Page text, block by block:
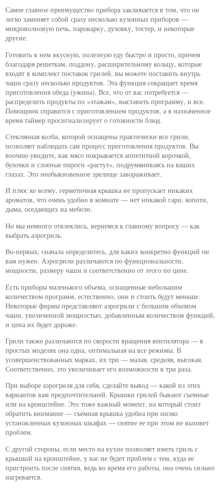
Самое главное преимущество прибора заключается в том, что он
легко заменяет собой сразу несколько кухонных приборов —
микроволновую печь, пароварку, духовку, тостер, и некоторые
другие.
Готовить в нем вкусную, полезную еду быстро и просто, причем
благодаря решеткам, поддону, расширительному кольцу, которые
входят в комплект поставок грилей, вы можете поставить внутрь
чаши сразу несколько продуктов. Эта функция сокращает время
приготовления обеда (ужина). Все, что от вас потребуется —
распределить продукты по «этажам», выставить программу, и все.
Помощник справится с приготовлением продуктов, а в назначенное
время таймер просигнализирует о готовности блюд.
Стеклянная колба, которой оснащены практически все грили,
позволяет наблюдать сам процесс приготовления продуктов. Вы
воочию увидите, как мясо покрывается аппетитной корочкой,
булочки и слоеные пироги «растут», подрумяниваясь на ваших
глазах. Это необыкновенное зрелище завораживает.
И плюс ко всему, герметичная крышка не пропускает никаких
ароматов, что очень удобно в комнате — нет никакой гари, копоти,
дыма, оседающих на мебели.
Но мы немного отвлеклись, вернемся к главному вопросу — как
выбрать аэрогриль.
Во-первых, сначала определитесь, для каких конкретно функций он
вам нужен. Аэрогрили различаются по функциональности,
мощности, размеру чаши и соответственно от этого по цене.
Есть приборы маленького объема, оснащенные небольшим
количеством программ, естественно, они и стоить будут меньше.
Некоторые фирмы представляют аэрогрили с большим объемом
чаши, увеличенной мощностью, добавленным количеством функций,
и цена их будет дороже.
Грили также различаются по скорости вращения вентилятора — в
простых моделях она одна, оптимальная на все режимы. В
усовершенствованных марках, их три — малая, средняя, высокая.
Соответственно, это увеличивает его возможности в три раза.
При выборе аэрогриля для себя, сделайте вывод — какой из этих
вариантов вам предпочтительней. Крышки грилей бывают съемные
или на кронштейне. Это тоже важный момент, на который стоит
обратить внимание — съемная крышка удобна при низко
установленных кухонных шкафах — снятие ее при этом не вызовет
проблем.
С другой стороны, если место на кухне позволяет иметь гриль с
крышкой на кронштейне, у вас не будет проблем с тем, куда ее
пристроить после снятия, ведь во время его работы, она очень сильно
нагревается.